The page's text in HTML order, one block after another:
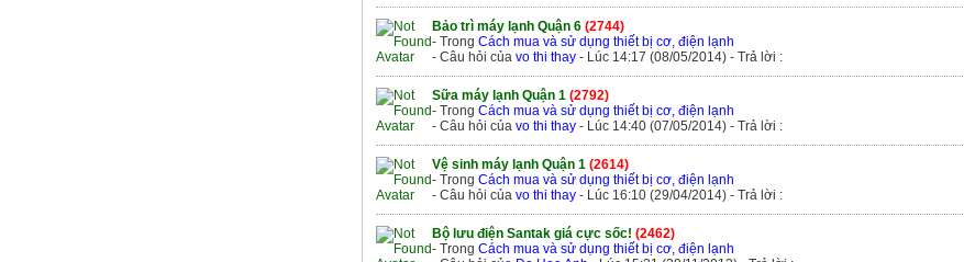
Bảo trì máy lạnh Quận 6 (2744)
- Trong Cách mua và sử dụng thiết bị cơ, điện lạnh
- Câu hỏi của vo thi thay - Lúc 14:17 (08/05/2014) - Trả lời :
Sữa máy lạnh Quận 1 (2792)
- Trong Cách mua và sử dụng thiết bị cơ, điện lạnh
- Câu hỏi của vo thi thay - Lúc 14:40 (07/05/2014) - Trả lời :
Vệ sinh máy lạnh Quận 1 (2614)
- Trong Cách mua và sử dụng thiết bị cơ, điện lạnh
- Câu hỏi của vo thi thay - Lúc 16:10 (29/04/2014) - Trả lời :
Bộ lưu điện Santak giá cực sốc! (2462)
- Trong Cách mua và sử dụng thiết bị cơ, điện lạnh